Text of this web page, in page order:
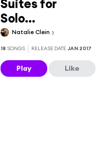
Suites for
Solo...
Natalie Clein
18 SONGS RELEASE DATE JAN 2017
Play Like